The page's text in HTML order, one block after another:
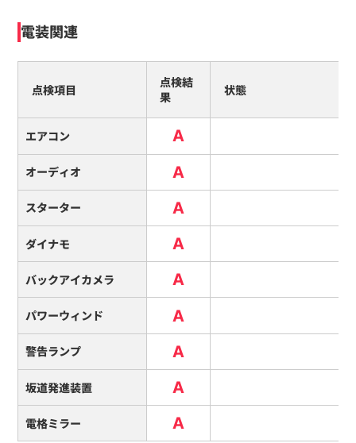
電装関連
点検項目
点検結
果
状態
エアコン A
オーディオ A
スターター A
ダイナモ A
バックアイカメラ A
パワーウィンド A
警告ランプ A
坂道発進装置 A
電格ミラー A